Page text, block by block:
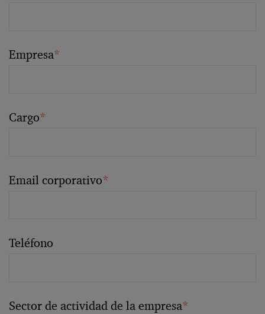
Empresa*
Cargo*
Email corporativo*
Teléfono
Sector de actividad de la empresa*